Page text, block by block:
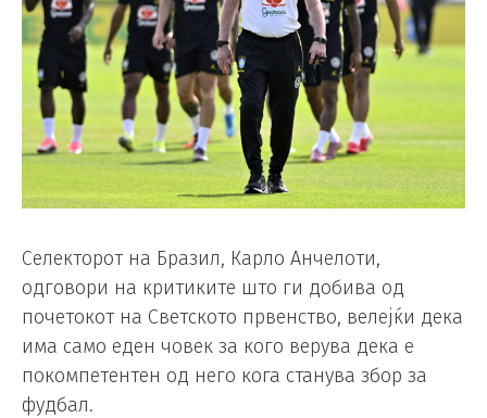
Селекторот на Бразил, Карло Анчелоти,
одговори на критиките што ги добива од
почетокот на Светското првенство, велејќи дека
има само еден човек за кого верува дека е
покомпетентен од него кога станува збор за
фудбал.